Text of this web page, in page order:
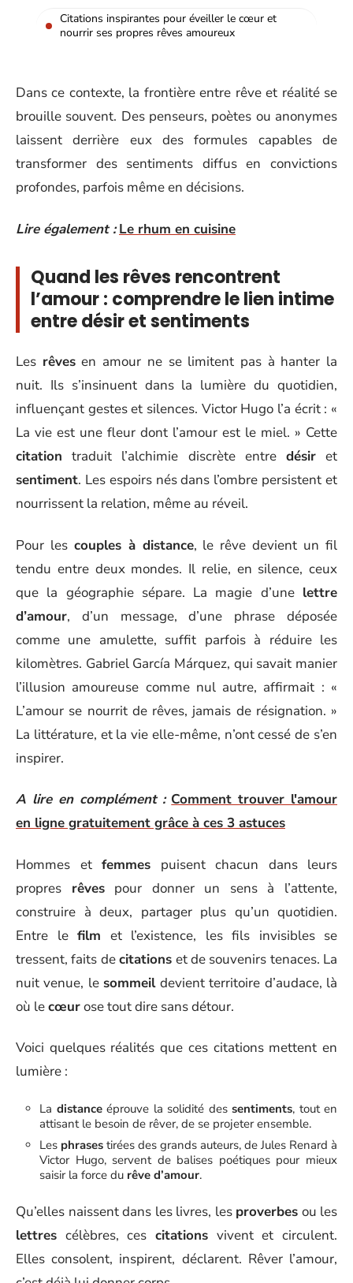
Citations inspirantes pour éveiller le cœur et
nourrir ses propres rêves amoureux
Dans ce contexte, la frontière entre rêve et réalité se
brouille souvent. Des penseurs, poètes ou anonymes
laissent derrière eux des formules capables de
transformer des sentiments diffus en convictions
profondes, parfois même en décisions.
Lire également : Le rhum en cuisine
Quand les rêves rencontrent
l’amour : comprendre le lien intime
entre désir et sentiments
Les rêvesen amour ne se limitent pas à hanter la
nuit. Ils s’insinuent dans la lumière du quotidien,
influençant gestes et silences. Victor Hugo l’a écrit : «
La vie est une fleur dont l’amour est le miel. » Cette
citation traduit l’alchimie discrète entre désiret
sentiment. Les espoirs nés dans l’ombre persistent et
nourrissent la relation, même au réveil.
Pour les couples à distance, le rêve devient un fil
tendu entre deux mondes. Il relie, en silence, ceux
que la géographie sépare. La magie d’une lettre
d’amour, d’un message, d’une phrase déposée
comme une amulette, suffit parfois à réduire les
kilomètres. Gabriel García Márquez, qui savait manier
l’illusion amoureuse comme nul autre, affirmait : «
L’amour se nourrit de rêves, jamais de résignation. »
La littérature, et la vie elle-même, n’ont cessé de s’en
inspirer.
A lire en complément : Comment trouver l'amour
en ligne gratuitement grâce à ces 3 astuces
Hommes et femmes puisent chacun dans leurs
propres rêvespour donner un sens à l’attente,
construire à deux, partager plus qu’un quotidien.
Entre le film et l’existence, les fils invisibles se
tressent, faits decitations et de souvenirs tenaces. La
nuit venue, le sommeildevient territoire d’audace, là
où lecœurose tout dire sans détour.
Voici quelques réalités que ces citations mettent en
lumière :
La distanceéprouve la solidité des sentiments, tout en
attisant le besoin de rêver, de se projeter ensemble.
Les phrases tirées des grands auteurs, de Jules Renard à
Victor Hugo, servent de balises poétiques pour mieux
saisir la force du rêve d’amour.
Qu’elles naissent dans les livres, les proverbes ou les
lettres célèbres, ces citations vivent et circulent.
Elles consolent, inspirent, déclarent. Rêver l’amour,